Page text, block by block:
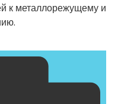
к металлорежущему и